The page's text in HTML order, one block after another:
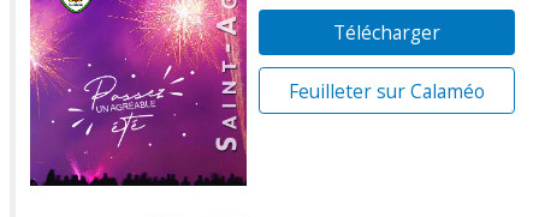
Télécharger
Feuilleter sur Calaméo